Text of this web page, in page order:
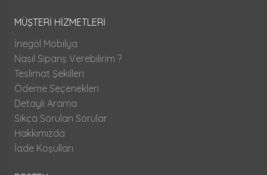
MÜŞTERİ HİZMETLERİ
İnegöl Mobilya
Nasıl Sipariş Verebilirim ?
Teslimat Şekilleri
Ödeme Seçenekleri
Detaylı Arama
Sıkça Sorulan Sorular
Hakkımızda
İade Koşulları